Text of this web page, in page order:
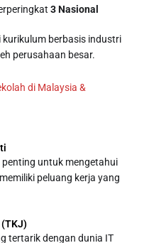
3 Nasional
kurikulum berbasis industri
perusahaan besar.
di Malaysia &
penting untuk mengetahui
peluang kerja yang
tertarik dengan dunia IT